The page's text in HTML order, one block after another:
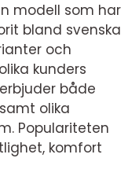
modell som har
bland svenska
och
kunders
både
olika
Populariteten
komfort